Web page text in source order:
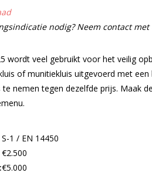
nodig? Neem contact met
wordt veel gebruikt voor het veilig
of munitiekluis uitgevoerd met een
nemen tegen dezelfde prijs. Maak
S-1 / EN 14450
€2.500
€5.000